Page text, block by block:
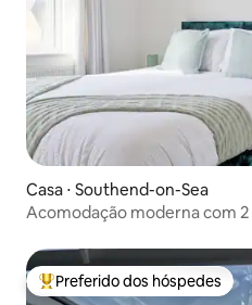
Casa ⋅ Southend-on-Sea
Acomodação moderna com
Entre os melhores preferidos
Preferido dos hóspedes